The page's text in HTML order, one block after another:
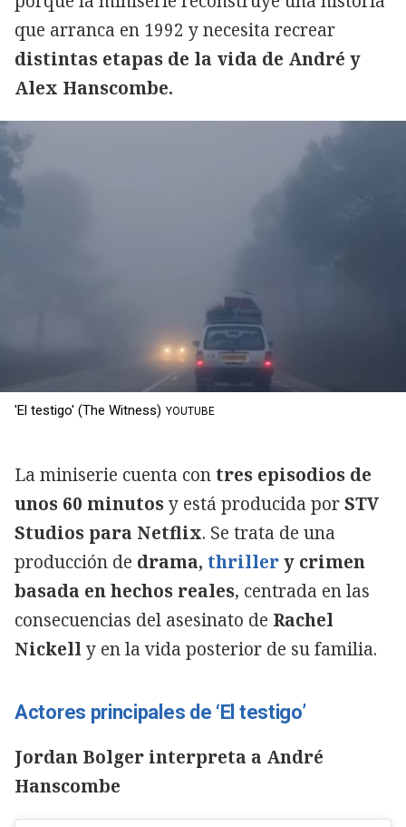
que arranca en 1992 y necesita recrear
distintas etapas de la vida de André y
Alex Hanscombe.
'El testigo' (The Witness) YOUTUBE
La miniserie cuenta con tres episodios de
unos 60 minutosy está producida porSTV
Studios para Netflix. Se trata de una
producción de drama, thrillery crimen
basada en hechos reales, centrada en las
consecuencias del asesinato de Rachel
Nickell y en la vida posterior de su familia.
Actores principales de ‘El testigo’
Jordan Bolger interpreta a André
Hanscombe